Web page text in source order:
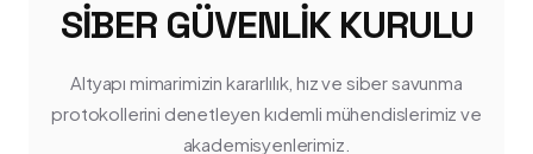
SIBER GÜVENLIK KURULU
Altyapı mimarimizin kararlılık, hız ve siber savunma
protokollerini denetleyen kıdemli mühendislerimiz ve
akademisyenlerimiz.